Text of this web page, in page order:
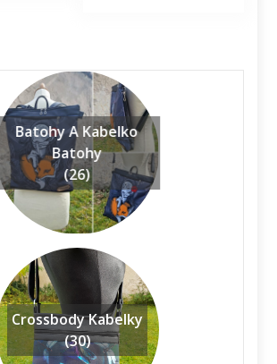
Batohy A Kabelko
Batohy
(26)
Crossbody Kabelky
(30)